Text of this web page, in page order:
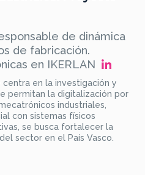
de dinámica
de fabricación.
en IKERLAN
centra en la investigación y
permitan la digitalización por
industriales,
con sistemas físicos
se busca fortalecer la
sector en el País Vasco.